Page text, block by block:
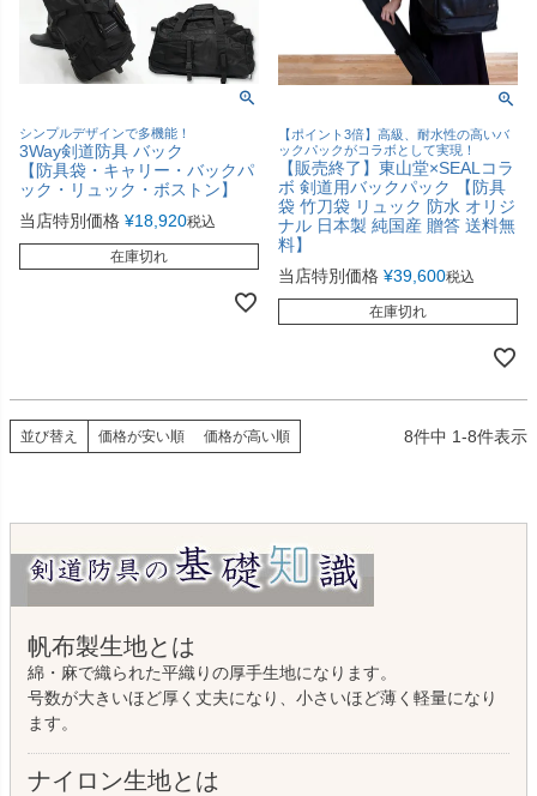
シンプルデザインで多機能！
3Way剣道防具 バック
【防具袋・キャリー・バックパ
ック・リュック・ボストン】
当店特別価格 ¥18,920税込
在庫切れ
【ポイント3倍】高級、耐水性の高いバ
ックパックがコラボとして実現！
【販売終了】東山堂×SEALコラ
ボ 剣道用バックパック 【防具
袋 竹刀袋 リュック 防水 オリジ
ナル 日本製 純国産 贈答 送料無
料】
当店特別価格 ¥39,600税込
在庫切れ
並び替え 価格が安い順 価格が高い順 8件中 1-8件表示
帆布製生地とは
綿・麻で織られた平織りの厚手生地になります。
号数が大きいほど厚く丈夫になり、小さいほど薄く軽量になり
ます。
ナイロン生地とは